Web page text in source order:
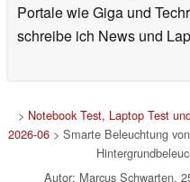
Portale wie Giga und
schreibe ich News und
> Notebook Test, Laptop Test
2026-06> Smarte Beleuchtung
Autor: Marcus Schwarten,